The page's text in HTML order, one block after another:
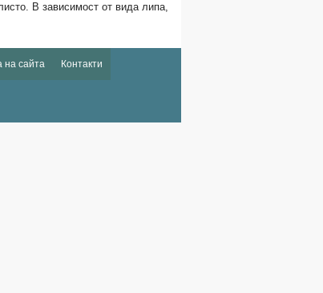
В зависимост от вида липа,
на сайта Контакти